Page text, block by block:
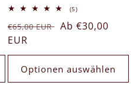
(5)5
insgesamt
Normaler
Preis
€65,00 EUR Verkaufspreis
Ab €30,00
EUR
Optionen auswählen